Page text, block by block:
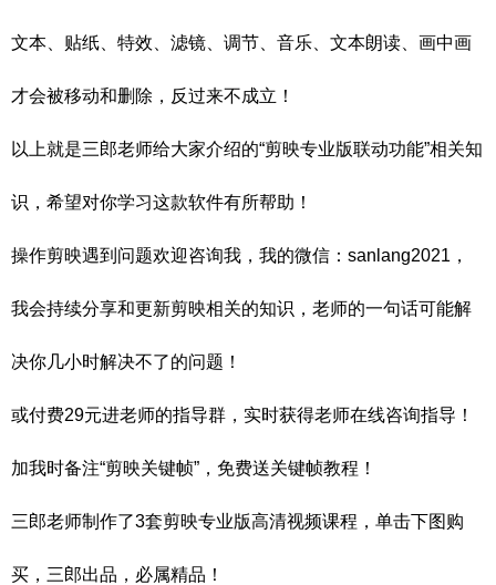
文本、贴纸、特效、滤镜、调节、音乐、文本朗读、画中画
才会被移动和删除，反过来不成立！
以上就是三郎老师给大家介绍的“剪映专业版联动功能”相关知
识，希望对你学习这款软件有所帮助！
操作剪映遇到问题欢迎咨询我，我的微信：sanlang2021，
我会持续分享和更新剪映相关的知识，老师的一句话可能解
决你几小时解决不了的问题！
或付费29元进老师的指导群，实时获得老师在线咨询指导！
加我时备注“剪映关键帧”，免费送关键帧教程！
三郎老师制作了3套剪映专业版高清视频课程，单击下图购
买，三郎出品，必属精品！